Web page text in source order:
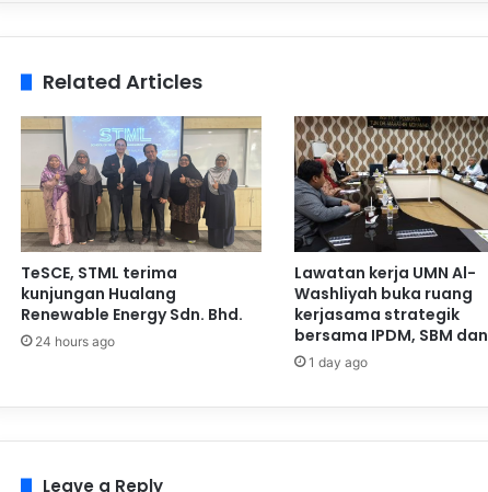
Related Articles
TeSCE, STML terima
kunjungan Hualang
Renewable Energy Sdn. Bhd.
24 hours ago
Lawatan kerja UMN Al-
Washliyah buka ruang
kerjasama strategik
bersama IPDM, SBM dan
1 day ago
Leave a Reply